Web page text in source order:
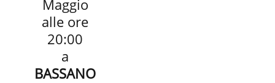
Maggio
alle ore
20:00
a
BASSANO